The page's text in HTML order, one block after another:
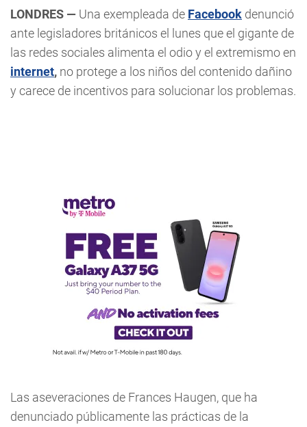
LONDRES — Una exempleada de Facebook denunció
ante legisladores británicos el lunes que el gigante de
las redes sociales alimenta el odio y el extremismo en
internet, no protege a los niños del contenido dañino
y carece de incentivos para solucionar los problemas.
Las aseveraciones de Frances Haugen, que ha
denunciado públicamente las prácticas de la